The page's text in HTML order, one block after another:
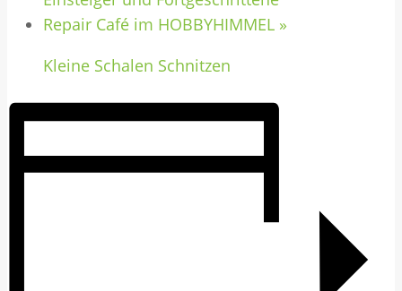
Repair Café im HOBBYHIMMEL »
Kleine Schalen Schnitzen